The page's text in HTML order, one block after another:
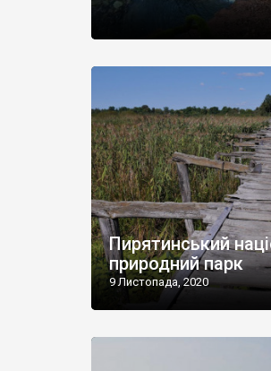
Пирятинський
природний парк
9 Листопада, 2020